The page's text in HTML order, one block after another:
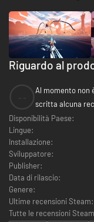
Riguardo al
Al momento non
scritta alcuna
Disponibilità Paese:
Lingue:
Installazione:
Sviluppatore:
Publisher:
Data di rilascio:
Genere:
Ultime recensioni Steam:
Tutte le recensioni